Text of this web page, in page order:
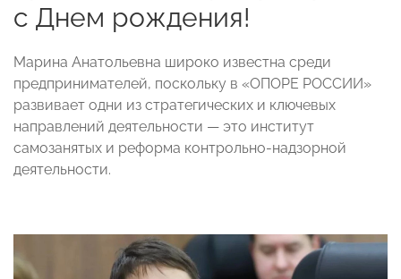
с Днем рождения!
Марина Анатольевна широко известна среди
предпринимателей, поскольку в «ОПОРЕ РОССИИ»
развивает одни из стратегических и ключевых
направлений деятельности — это институт
самозанятых и реформа контрольно-надзорной
деятельности.